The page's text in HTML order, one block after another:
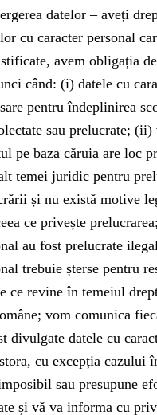
datelor – aveți
cu caracter personal
avem obligația
când: (i) datele cu
pentru îndeplinirea
sau prelucrate; (ii)
pe baza căruia are loc
temei juridic pentru
și nu există motive
ce privește
au fost prelucrate
trebuie șterse pentru
ce revine în temeiul
vom comunica
divulgate datele cu
cu excepția cazului
sau presupune
și vă va informa cu